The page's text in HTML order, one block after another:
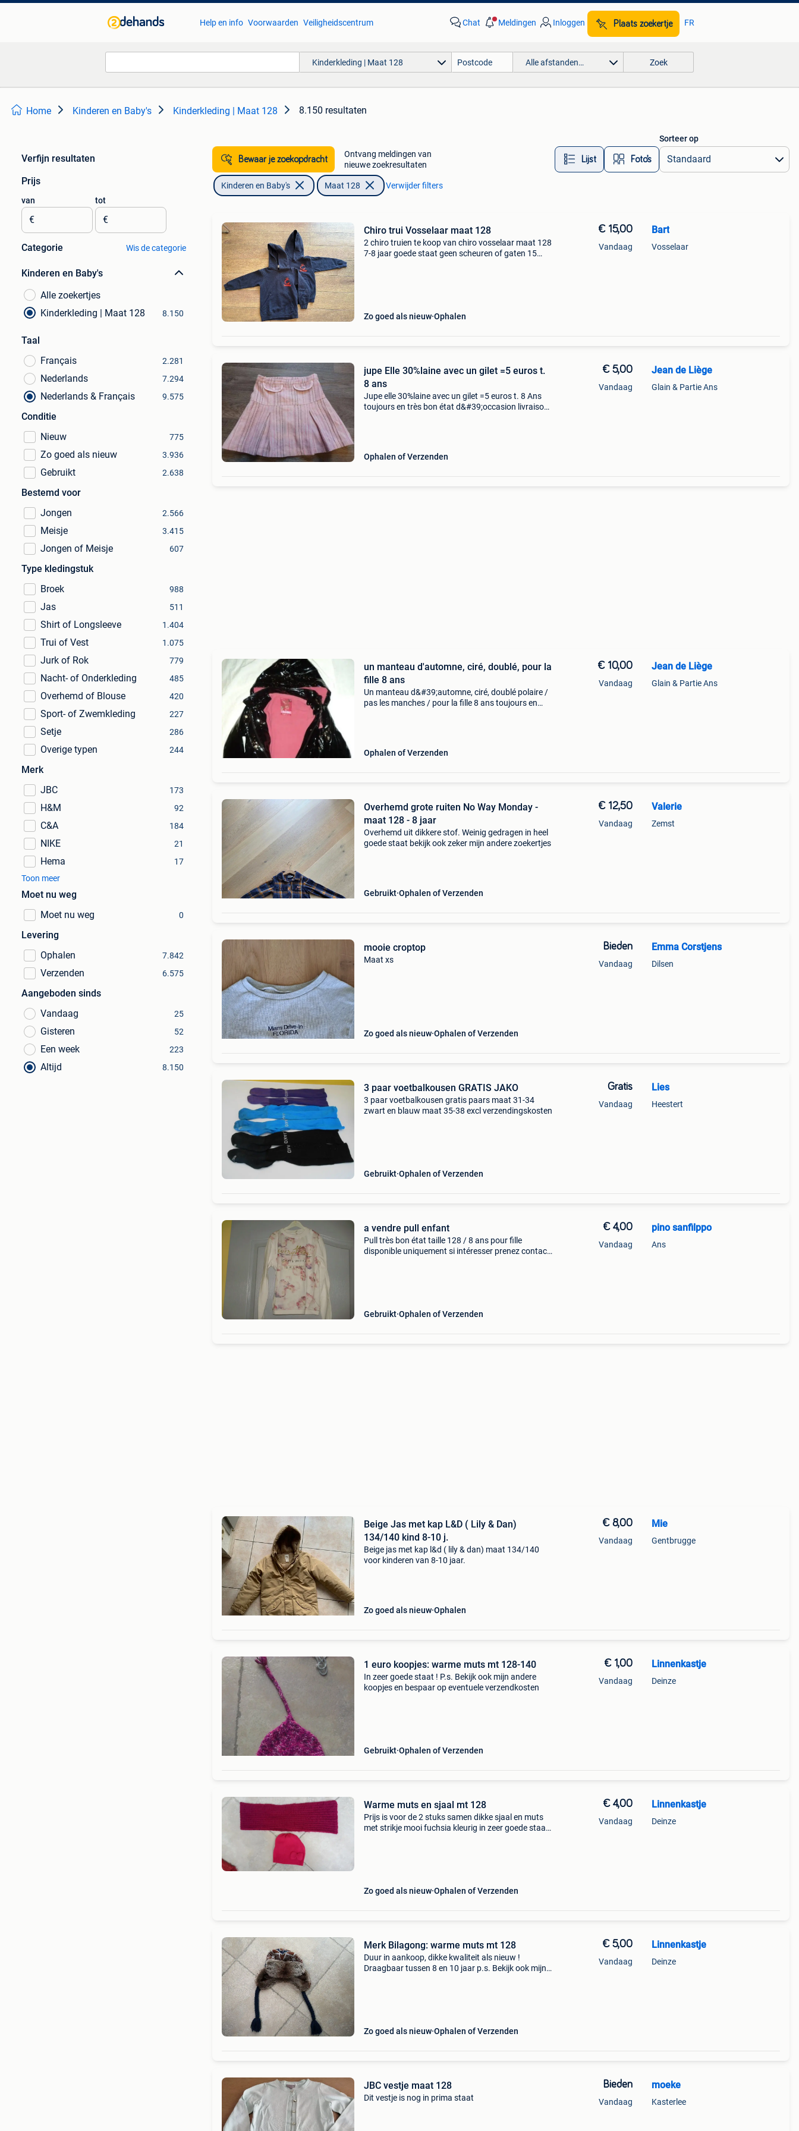
Help en info Voorwaarden Veiligheidscentrum Chat Meldingen Inloggen Plaats zoekertje FR
Kinderkleding | Maat 128 Alle afstanden… Zoek
Home Kinderen en Baby's Kinderkleding | Maat 128 8.150 resultaten
Verfijn resultaten
Prijs
van
€
tot
€
Categorie Wis de categorie
Kinderen en Baby's
Alle zoekertjes
Kinderkleding | Maat 128
8.150
Taal
Français
2.281
Nederlands 7.294
Nederlands & Français 9.575
Conditie
Nieuw
775
Zo goed als nieuw 3.936
Gebruikt 2.638
Bestemd voor
Jongen
2.566
Meisje 3.415
Jongen of Meisje 607
Type kledingstuk
Broek
988
Jas 511
Shirt of Longsleeve 1.404
Trui of Vest 1.075
Jurk of Rok 779
Nacht- of Onderkleding 485
Overhemd of Blouse 420
Sport- of Zwemkleding 227
Setje 286
Overige typen 244
Merk
JBC
173
H&M 92
C&A 184
NIKE 21
Hema
17
Toon meer
Moet nu weg
Moet nu weg
0
Levering
Ophalen
7.842
Verzenden 6.575
Aangeboden sinds
Vandaag
25
Gisteren 52
Een week 223
Altijd 8.150
Bewaar je zoekopdracht
Ontvang meldingen van
nieuwe zoekresultaten
Lijst Foto’s
Sorteer op
Kinderen en Baby's Maat 128 Verwijder filters
Chiro trui Vosselaar maat 128
2 chiro truien te koop van chiro vosselaar maat 128
7-8 jaar goede staat geen scheuren of gaten 15
Zo goed als nieuw Ophalen
€ 15,00
Vandaag
Bart
Vosselaar
jupe Elle 30%laine avec un gilet =5 euros t.
8 ans
Jupe elle 30%laine avec un gilet =5 euros t. 8 Ans
toujours en très bon état d&#39;occasion livraison:
Ophalen of Verzenden
€ 5,00
Vandaag
Jean de Liège
Glain & Partie Ans
un manteau d'automne, ciré, doublé, pour la
fille 8 ans
Un manteau d&#39;automne, ciré, doublé polaire /
pas les manches / pour la fille 8 ans toujours en
Ophalen of Verzenden
€ 10,00
Vandaag
Jean de Liège
Glain & Partie Ans
Overhemd grote ruiten No Way Monday -
maat 128 - 8 jaar
Overhemd uit dikkere stof. Weinig gedragen in heel
goede staat bekijk ook zeker mijn andere zoekertjes
Gebruikt Ophalen of Verzenden
€ 12,50
Vandaag
Valerie
Zemst
mooie croptop
Maat xs
Zo goed als nieuw Ophalen of Verzenden
Bieden
Vandaag
Emma Corstjens
Dilsen
3 paar voetbalkousen GRATIS JAKO
3 paar voetbalkousen gratis paars maat 31-34
zwart en blauw maat 35-38 excl verzendingskosten
Gebruikt Ophalen of Verzenden
Gratis
Vandaag
Lies
Heestert
a vendre pull enfant
Pull très bon état taille 128 / 8 ans pour fille
disponible uniquement si intéresser prenez contact
Gebruikt Ophalen of Verzenden
€ 4,00
Vandaag
pino sanfilppo
Ans
Beige Jas met kap L&D ( Lily & Dan)
134/140 kind 8-10 j.
Beige jas met kap l&d ( lily & dan) maat 134/140
voor kinderen van 8-10 jaar.
Zo goed als nieuw Ophalen
€ 8,00
Vandaag
Mie
Gentbrugge
1 euro koopjes: warme muts mt 128-140
In zeer goede staat ! P.s. Bekijk ook mijn andere
koopjes en bespaar op eventuele verzendkosten
Gebruikt Ophalen of Verzenden
€ 1,00
Vandaag
Linnenkastje
Deinze
Warme muts en sjaal mt 128
Prijs is voor de 2 stuks samen dikke sjaal en muts
met strikje mooi fuchsia kleurig in zeer goede staat
Zo goed als nieuw Ophalen of Verzenden
€ 4,00
Vandaag
Linnenkastje
Deinze
Merk Bilagong: warme muts mt 128
Duur in aankoop, dikke kwaliteit als nieuw !
Draagbaar tussen 8 en 10 jaar p.s. Bekijk ook mijn
Zo goed als nieuw Ophalen of Verzenden
€ 5,00
Vandaag
Linnenkastje
Deinze
JBC vestje maat 128
Dit vestje is nog in prima staat
Bieden
Vandaag
moeke
Kasterlee